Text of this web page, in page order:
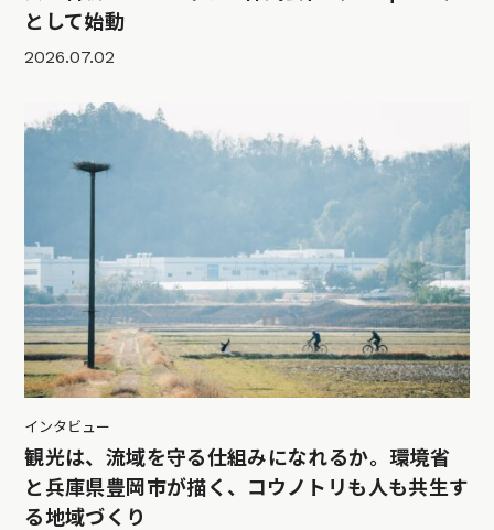
として始動
2026.07.02
インタビュー
観光は、流域を守る仕組みになれるか。環境省
と兵庫県豊岡市が描く、コウノトリも人も共生す
る地域づくり